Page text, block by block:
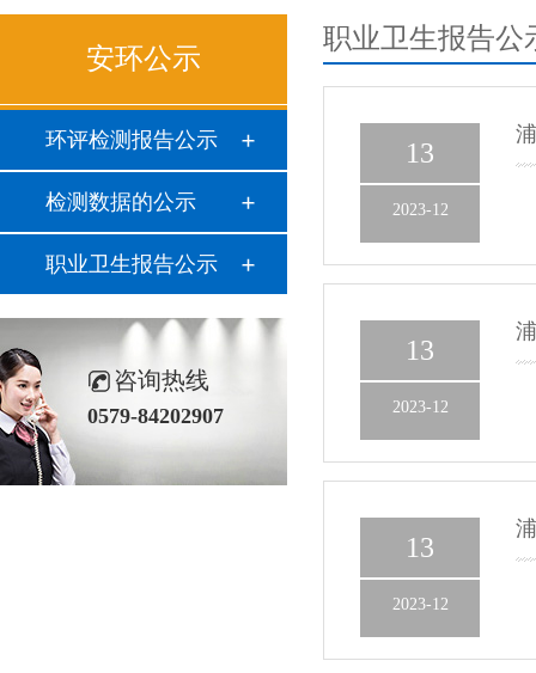
安环公示
环评检测报告公示
检测数据的公示
职业卫生报告公示
咨询热线
0579-84202907
职业卫生报告公
13
2023-12
13
2023-12
13
2023-12